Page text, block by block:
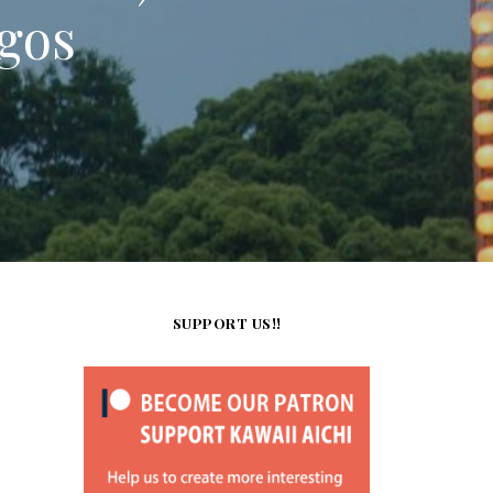
SUPPORT US!!